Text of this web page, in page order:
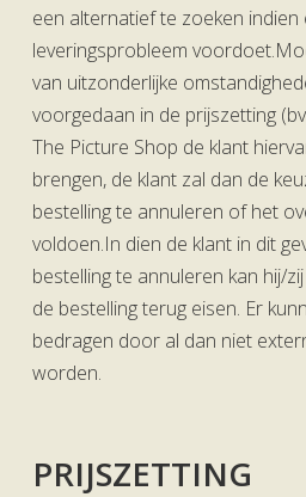
een alternatief te zoeken indien
leveringsprobleem
van uitzonderlijke
voorgedaan in de prijszetting
The Picture Shop de klant
brengen, de klant zal dan de
bestelling te annuleren of het
voldoen.In dien de klant in dit
bestelling te annuleren kan hij/
de bestelling terug eisen. Er
bedragen door al dan niet
worden.
PRIJSZETTING